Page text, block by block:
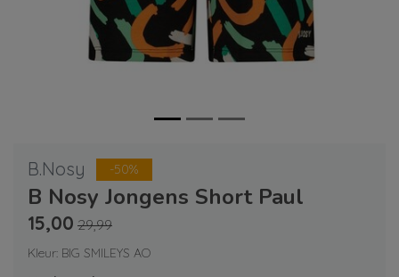
B.Nosy -50%
B Nosy Jongens Short Paul
15,00 29,99
Kleur: BIG SMILEYS AO